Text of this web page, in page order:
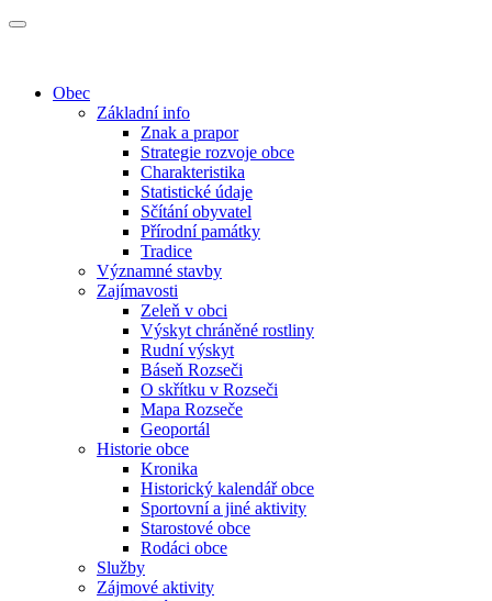
Obec
Základní info
Znak a prapor
Strategie rozvoje obce
Charakteristika
Statistické údaje
Sčítání obyvatel
Přírodní památky
Tradice
Významné stavby
Zajímavosti
Zeleň v obci
Výskyt chráněné rostliny
Rudní výskyt
Báseň Rozseči
O skřítku v Rozseči
Mapa Rozseče
Geoportál
Historie obce
Kronika
Historický kalendář obce
Sportovní a jiné aktivity
Starostové obce
Rodáci obce
Služby
Zájmové aktivity